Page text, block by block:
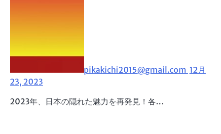
pikakichi2015@gmail.com 12月
23, 2023
2023年、日本の隠れた魅力を再発見！各…